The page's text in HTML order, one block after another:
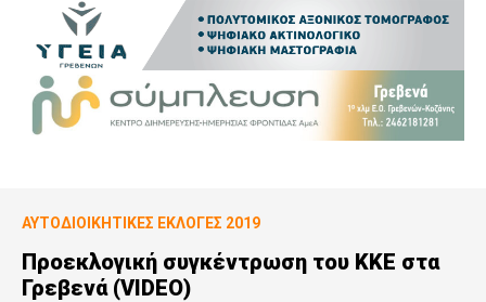
ΑΥΤΟΔΙΟΙΚΗΤΙΚΕΣ ΕΚΛΟΓΕΣ 2019
Προεκλογική συγκέντρωση του ΚΚΕ στα
Γρεβενά (VIDEO)